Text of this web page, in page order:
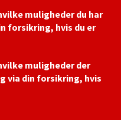
muligheder du har
forsikring, hvis du er
muligheder der
via din forsikring, hvis